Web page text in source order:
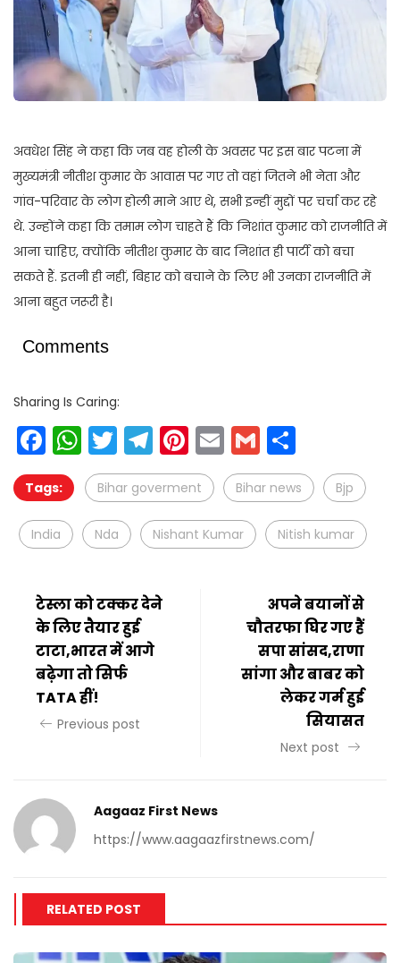
अवधेश सिंह ने कहा कि जब वह होली के अवसर पर इस बार पटना में
मुख्यमंत्री नीतीश कुमार के आवास पर गए तो वहां जितने भी नेता और
गांव-परिवार के लोग होली माने आए थे, सभी इन्हीं मुद्दों पर चर्चा कर रहे
थे. उन्होंने कहा कि तमाम लोग चाहते हैं कि निशांत कुमार को राजनीति में
आना चाहिए, क्योंकि नीतीश कुमार के बाद निशांत ही पार्टी को बचा
सकते हैं. इतनी ही नहीं, बिहार को बचाने के लिए भी उनका राजनीति में
आना बहुत जरूरी है।
Comments
Sharing Is Caring:
Facebook
WhatsApp
Twitter
Telegram
Pinterest
EmailGmail
Tags: Bihar goverment Bihar news Bjp
India Nda Nishant Kumar Nitish kumar
टेस्ला को टक्कर देने
के लिए तैयार हुई
टाटा,भारत में आगे
बढ़ेगा तो सिर्फ
TATA हीं!
Previous post
अपने बयानों से
चौतरफा घिर गए हैं
सपा सांसद,राणा
सांगा और बाबर को
लेकर गर्म हुई
सियासत
Next post
Aagaaz First News
https://www.aagaazfirstnews.com/
RELATED POST